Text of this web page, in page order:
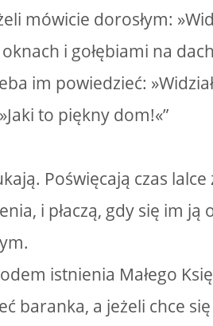
mówicie dorosłym:
i gołębiami na
im powiedzieć:
to piękny dom!«”
Poświęcają czas
i płaczą, gdy się im ją
istnienia Małego
baranka, a jeżeli chce